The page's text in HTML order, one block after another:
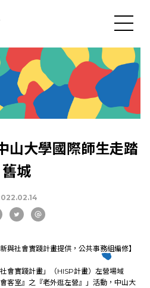
於中心
大學國際師生走踏
舊城
與社會實踐計畫提供，公共事務組編修】
會實踐計畫」（HISP計畫）左營場域
客室』之『老外逛左營』」活動，中山大